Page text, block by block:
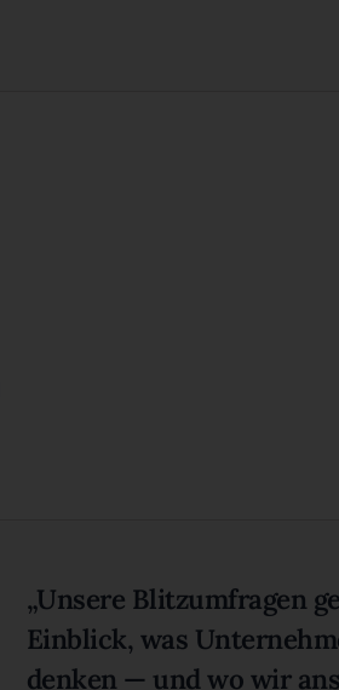
„Unsere Blitzumfragen
Einblick, was
denken — und wo wir